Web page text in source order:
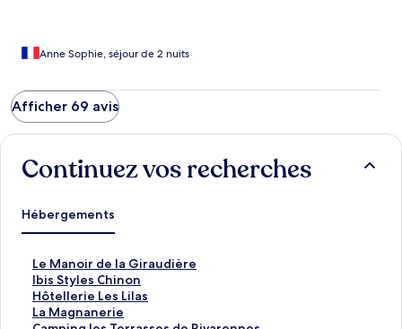
Anne Sophie, séjour de 2 nuits
Afficher 69 avis
Continuez vos recherches
Hébergements
Le Manoir de la Giraudière
L
i
e
n
Ibis Styles Chinon
L
i
e
Hôtellerie Les Lilas
L
iLa Magnanerie
L